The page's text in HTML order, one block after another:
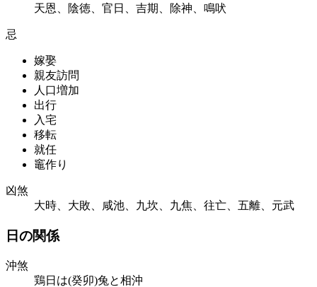
天恩、陰徳、官日、吉期、除神、鳴吠
忌
嫁娶
親友訪問
人口増加
出行
入宅
移転
就任
竈作り
凶煞
大時、大敗、咸池、九坎、九焦、往亡、五離、元武
日の関係
沖煞
鶏日は(癸卯)兔と相沖